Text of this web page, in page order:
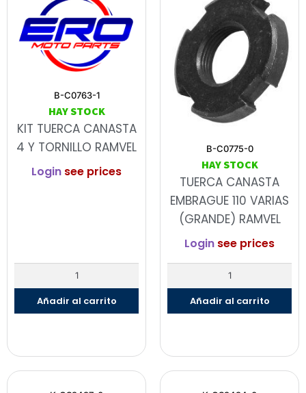
B-C0763-1
HAY STOCK
KIT TUERCA CANASTA
4 Y TORNILLO RAMVEL
Login see prices
Añadir al carrito
B-C0775-0
HAY STOCK
TUERCA CANASTA
EMBRAGUE 110 VARIAS
(GRANDE) RAMVEL
Login see prices
Añadir al carrito